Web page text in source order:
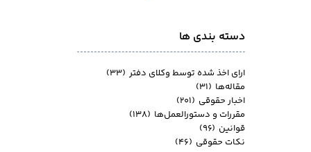
دسته بندی ها
ارای اخذ شده توسط وکلای دفتر (۳۳)
مقاله‌ها (۳۱)
اخبار حقوقی (۲۰۱)
مقررات و دستورالعمل‌ها (۱۳۸)
قوانین (۹۶)
نکات حقوقی (۴۶)